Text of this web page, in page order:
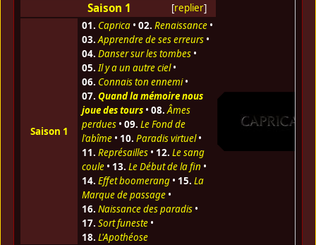
[replier]
Saison 1
Saison 1
01. Caprica• 02. Renaissance•
03.Apprendre de ses erreurs•
04. Danser sur les tombes•
05.Il y a un autre ciel•
06. Connais ton ennemi•
07. Quand la mémoire nous
joue des tours• 08.Âmes
perdues• 09. Le Fond de
l'abîme• 10. Paradis virtuel•
11. Représailles• 12. Le sang
coule• 13. Le Début de la fin •
14. Effet boomerang• 15. La
Marque de passage•
16. Naissance des paradis•
17. Sort funeste•
18. L'Apothéose